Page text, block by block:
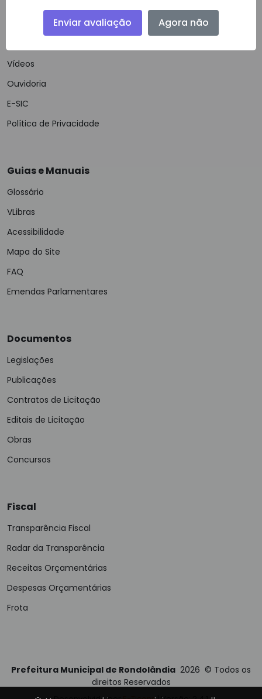
Navegação
Vídeos
Ouvidoria
E-SIC
Política de Privacidade
Guias e Manuais
Glossário
VLibras
Acessibilidade
Mapa do Site
FAQ
Emendas Parlamentares
Documentos
Legislações
Publicações
Contratos de Licitação
Editais de Licitação
Obras
Concursos
Fiscal
Transparência Fiscal
Radar da Transparência
Receitas Orçamentárias
Despesas Orçamentárias
Frota
Prefeitura Municipal de Rondolândia 2026 © Todos os
direitos Reservados
Enviar avaliação Agora não